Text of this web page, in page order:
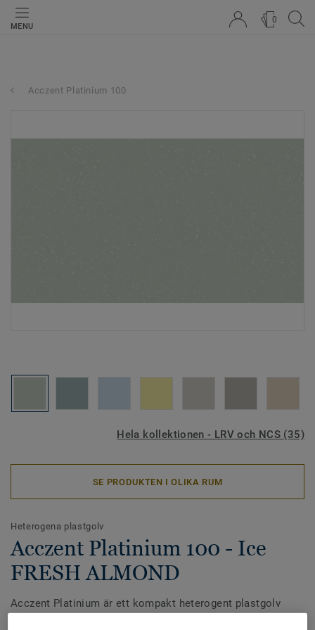
MENU
0
Acczent Platinium 100
Hela kollektionen - LRV och NCS (35)
SE PRODUKTEN I OLIKA RUM
Heterogena plastgolv
Acczent Platinium 100 - Ice
FRESH ALMOND
Acczent Platinium är ett kompakt heterogent plastgolv